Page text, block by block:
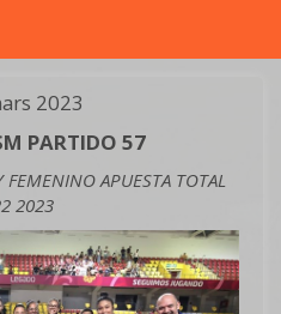
2023
PARTIDO 57
FEMENINO APUESTA TOTAL
2023